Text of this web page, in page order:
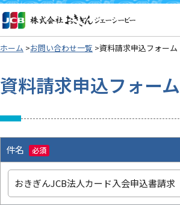
ホーム お問い合わせ一覧 資料請求申込フォーム
資料請求申込フォーム
件名 必須